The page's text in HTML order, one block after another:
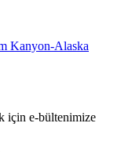
Kanyon-Alaska
için e-bültenimize